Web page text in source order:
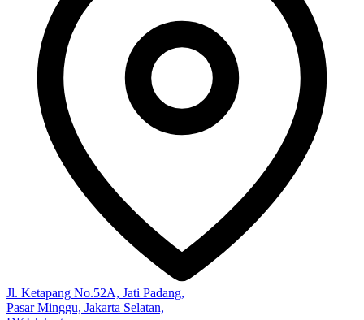
Jl. Ketapang No.52A, Jati Padang,
Pasar Minggu, Jakarta Selatan,